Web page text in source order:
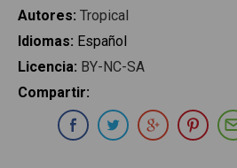
Autores: Tropical
Idiomas: Español
Licencia: BY-NC-SA
Compartir:
Compartir en Whatsapp
Compartir en
Compartir